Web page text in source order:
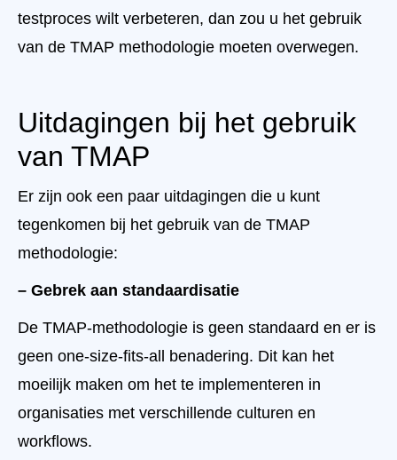
testproces wilt verbeteren, dan zou u het gebruik
van de TMAP methodologie moeten overwegen.
Uitdagingen bij het gebruik
van TMAP
Er zijn ook een paar uitdagingen die u kunt
tegenkomen bij het gebruik van de TMAP
methodologie:
– Gebrek aan standaardisatie
De TMAP-methodologie is geen standaard en er is
geen one-size-fits-all benadering. Dit kan het
moeilijk maken om het te implementeren in
organisaties met verschillende culturen en
workflows.